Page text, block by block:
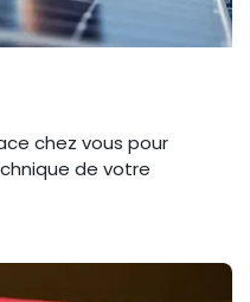
chez vous pour
de votre